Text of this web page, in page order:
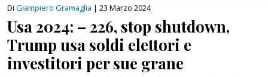
Di Giampiero Gramaglia | 23 Marzo 2024
Usa 2024: – 226, stop shutdown,
Trump usa soldi elettori e
investitori per sue grane